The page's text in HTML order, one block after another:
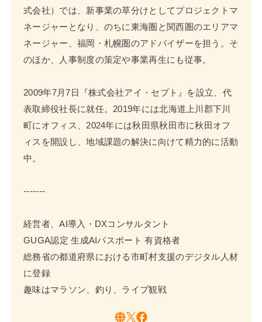
式会社）では、新事業の草分けとしてプロジェクトマ
ネージャーとなり、のちに東海圏と関西圏のエリアマ
ネージャー、福岡・札幌圏のアドバイザーを担う。そ
のほか、人事制度の策定や事業再生にも従事。
2009年7月7日『株式会社アイ・セプト』を設立、代
表取締役社長に就任。2019年には北海道上川郡下川
町にオフィス、2024年には秋田県秋田市に秋田オフ
ィスを開設し、地域課題の解決に向けて精力的に活動
中。
-------
経営者、AI導入・DXコンサルタント
GUGA認定 生成AIパスポート 有資格者
総務省の都道府県における市町村支援のデジタル人材
に登録
趣味はマラソン、釣り、ライブ観戦